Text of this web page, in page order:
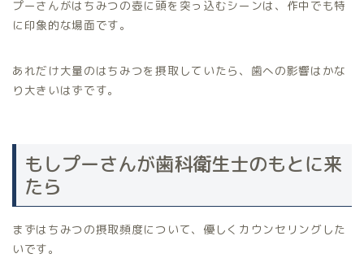
プーさんがはちみつの壺に頭を突っ込むシーンは、作中でも特
に印象的な場面です。
あれだけ大量のはちみつを摂取していたら、歯への影響はかな
り大きいはずです。
もしプーさんが歯科衛生士のもとに来
たら
まずはちみつの摂取頻度について、優しくカウンセリングした
いです。